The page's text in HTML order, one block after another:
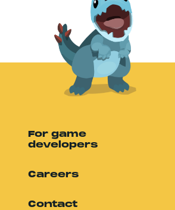
For game
developers
Careers
Contact